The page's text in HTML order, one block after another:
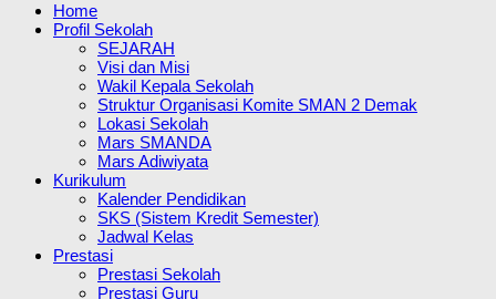
Home
Profil Sekolah
SEJARAH
Visi dan Misi
Wakil Kepala Sekolah
Struktur Organisasi Komite SMAN 2 Demak
Lokasi Sekolah
Mars SMANDA
Mars Adiwiyata
Kurikulum
Kalender Pendidikan
SKS (Sistem Kredit Semester)
Jadwal Kelas
Prestasi
Prestasi Sekolah
Prestasi Guru